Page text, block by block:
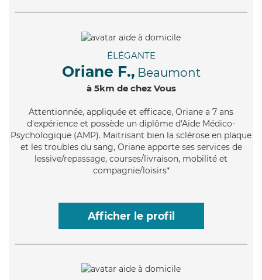
ÉLÉGANTE
Oriane F., Beaumont
à 5km de chez Vous
Attentionnée, appliquée et efficace, Oriane a 7 ans
d'expérience et possède un diplôme d'Aide Médico-
Psychologique (AMP). Maitrisant bien la sclérose en plaque
et les troubles du sang, Oriane apporte ses services de
lessive/repassage, courses/livraison, mobilité et
compagnie/loisirs*
Afficher le profil